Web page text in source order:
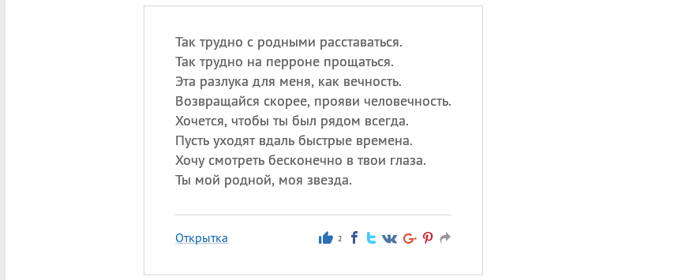
Так трудно с родными расставаться.
Так трудно на перроне прощаться.
Эта разлука для меня, как вечность.
Возвращайся скорее, прояви человечность.
Хочется, чтобы ты был рядом всегда.
Пусть уходят вдаль быстрые времена.
Хочу смотреть бесконечно в твои глаза.
Ты мой родной, моя звезда.
Открытка 2